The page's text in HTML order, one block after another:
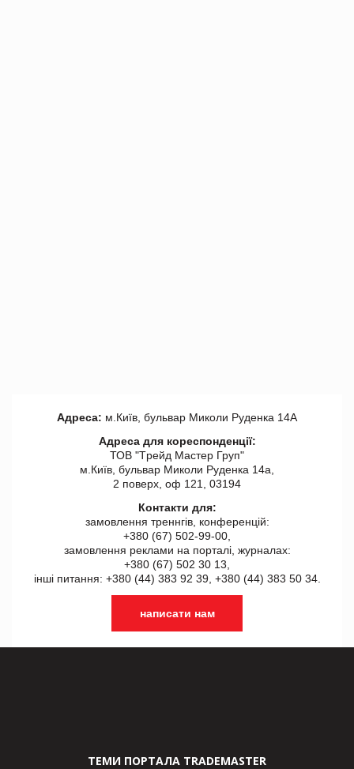
Адреса: м.Київ, бульвар Миколи Руденка 14А
Адреса для кореспонденції:
ТОВ "Tрейд Мастер Груп"
м.Київ, бульвар Миколи Руденка 14а,
2 поверх, оф 121, 03194
Контакти для:
замовлення треннгів, конференцій:
+380 (67) 502-99-00,
замовлення реклами на порталі, журналах:
+380 (67) 502 30 13,
інші питання: +380 (44) 383 92 39, +380 (44) 383 50 34.
написати нам
ТЕМИ ПОРТАЛА TRADEMASTER